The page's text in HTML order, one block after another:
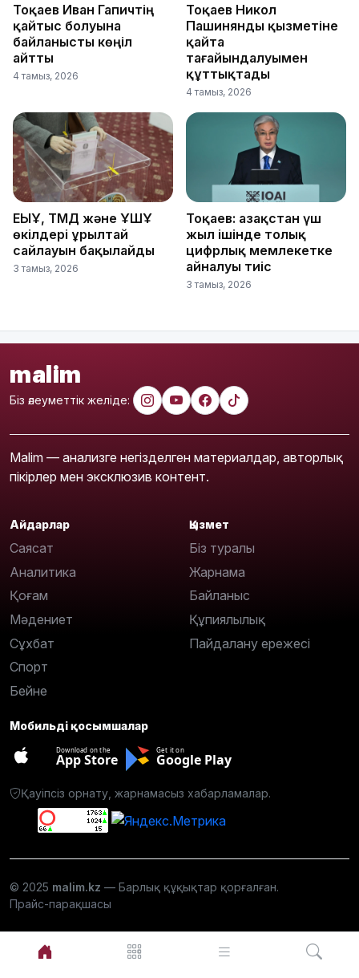
Тоқаев Иван Гапичтің
қайтыс болуына
байланысты көңіл
айтты
4 тамыз, 2026
Тоқаев Никол
Пашинянды қызметіне
қайта
тағайындалуымен
құттықтады
4 тамыз, 2026
ЕҚЫҰ, ТМД және ҰҚШҰ
өкілдері Құрылтай
сайлауын бақылайды
3 тамыз, 2026
Тоқаев: Қазақстан үш
жыл ішінде толық
цифрлық мемлекетке
айналуы тиіс
3 тамыз, 2026
malim
Біз әлеуметтік желіде:
Malim — анализге негізделген материалдар, авторлық
пікірлер мен эксклюзив контент.
Айдарлар
Саясат
Аналитика
Қоғам
Мәдениет
Сұхбат
Спорт
Бейне
Қызмет
Біз туралы
Жарнама
Байланыс
Құпиялылық
Пайдалану ережесі
Мобильді қосымшалар
Download on the
App Store
Get it on
Google Play
Қауіпсіз орнату, жарнамасыз хабарламалар.
© 2025 malim.kz — Барлық құқықтар қорғалған.
Прайс-парақшасы